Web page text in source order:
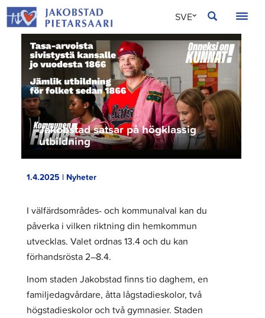
Hoppa
till
innehållet
SVE
FIN
ENG
Jakobstad satsar på högklassig
utbildning
1.4.2025 | Nyheter
I välfärdsområdes- och kommunalval kan du
påverka i vilken riktning din hemkommun
utvecklas. Valet ordnas 13.4 och du kan
förhandsrösta 2–8.4.
Inom staden Jakobstad finns tio daghem, en
familjedagvårdare, åtta lågstadieskolor, två
högstadieskolor och två gymnasier. Staden